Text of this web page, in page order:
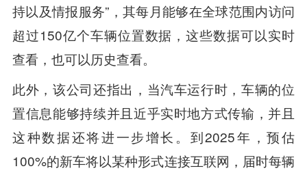
持以及情报服务”，其每月能够在全球范围内访问
超过150亿个车辆位置数据，这些数据可以实时
查看，也可以历史查看。
此外，该公司还指出，当汽车运行时，车辆的位
置信息能够持续并且近乎实时地方式传输，并且
这种数据还将进一步增长。到2025年，预估
100%的新车将以某种形式连接互联网，届时每辆